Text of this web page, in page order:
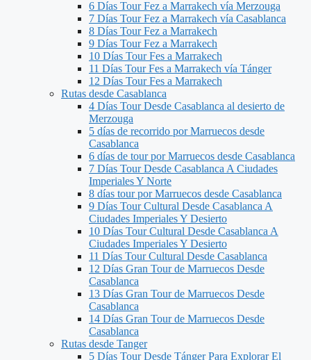
6 Días Tour Fez a Marrakech vía Merzouga
7 Días Tour Fez a Marrakech vía Casablanca
8 Días Tour Fez a Marrakech
9 Días Tour Fez a Marrakech
10 Días Tour Fes a Marrakech
11 Días Tour Fes a Marrakech vía Tánger
12 Días Tour Fes a Marrakech
Rutas desde Casablanca
4 Días Tour Desde Casablanca al desierto de
Merzouga
5 días de recorrido por Marruecos desde
Casablanca
6 días de tour por Marruecos desde Casablanca
7 Días Tour Desde Casablanca A Ciudades
Imperiales Y Norte
8 días tour por Marruecos desde Casablanca
9 Días Tour Cultural Desde Casablanca A
Ciudades Imperiales Y Desierto
10 Días Tour Cultural Desde Casablanca A
Ciudades Imperiales Y Desierto
11 Días Tour Cultural Desde Casablanca
12 Días Gran Tour de Marruecos Desde
Casablanca
13 Días Gran Tour de Marruecos Desde
Casablanca
14 Días Gran Tour de Marruecos Desde
Casablanca
Rutas desde Tanger
5 Días Tour Desde Tánger Para Explorar El